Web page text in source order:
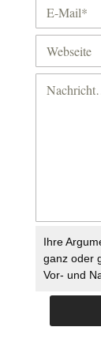
Ihre
ganz oder
Vor- und